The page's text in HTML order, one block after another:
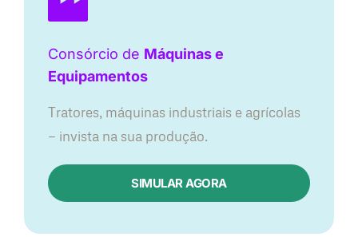
Consórcio de Máquinas e
Equipamentos
Tratores, máquinas industriais e agrícolas
— invista na sua produção.
SIMULAR AGORA